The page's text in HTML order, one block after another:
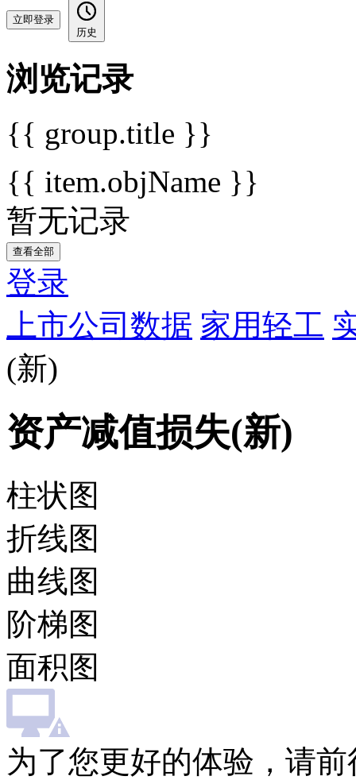
立即登录
历史
浏览记录
{{ group.title }}
{{ item.objName }}
暂无记录
查看全部
登录
上市公司数据 家用轻工
(新)
资产减值损失(新)
柱状图
折线图
曲线图
阶梯图
面积图
为了您更好的体验，请